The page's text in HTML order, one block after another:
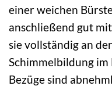
einer weichen
anschließend gut
sie vollständig an
Schimmelbildung im
Bezüge sind